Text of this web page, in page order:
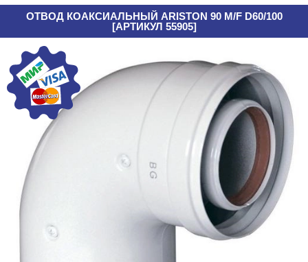
ОТВОД КОАКСИАЛЬНЫЙ ARISTON 90 M/F D60/100
[АРТИКУЛ 55905]